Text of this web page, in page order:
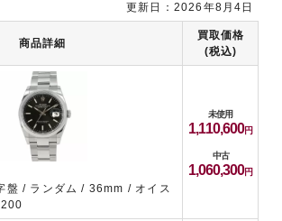
商品詳細
買取価格
(税込)
盤 / ランダム / 36mm / オイス
未使用
1,110,600
中古
1,060,300
更新日：2026年8月4日